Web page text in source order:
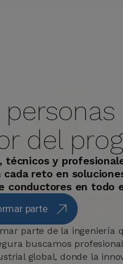
del
técnicos y
reto en
conductores en todo
parte
parte de la ingeniería
buscamos
global, donde la